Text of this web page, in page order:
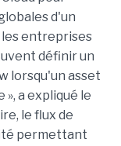
d'un
entreprises
définir un
lorsqu'un asset
a expliqué le
le flux de
permettant